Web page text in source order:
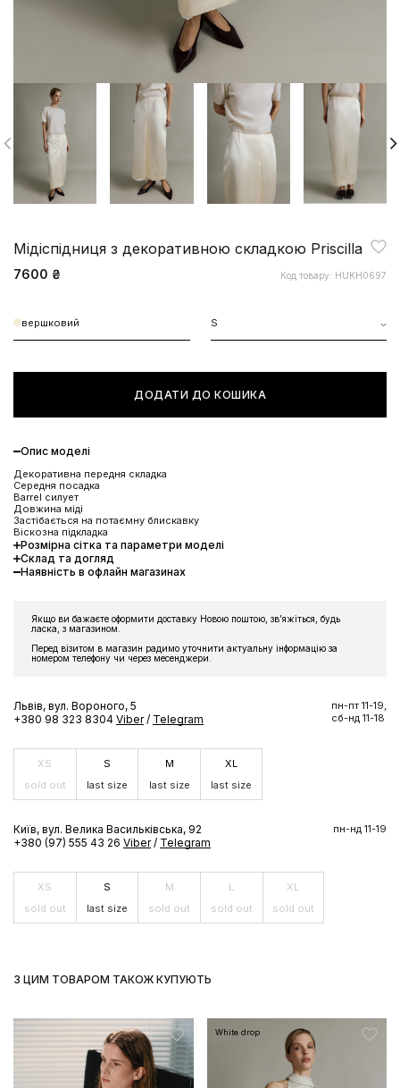
Мідіспідниця з декоративною складкою Priscilla
7600 ₴ Код товару: HUKH0697
вершковий S
ДОДАТИ ДО КОШИКА
Опис моделі
Декоративна передня складка
Середня посадка
Barrel силует
Довжина міді
Застібається на потаємну блискавку
Віскозна підкладка
Розмірна сітка та параметри моделі
Склад та догляд
Наявність в офлайн магазинах
Якщо ви бажаєте оформити доставку Новою поштою, звʼяжіться, будь
ласка, з магазином.
Перед візитом в магазин радимо уточнити актуальну інформацію за
номером телефону чи через месенджери.
Львів, вул. Вороного, 5
+380 98 323 8304 Viber / Telegram
пн-пт 11-19,
сб-нд 11-18
XS
sold out
S
last size
M
last size
XL
last size
Київ, вул. Велика Васильківська, 92
+380 (97) 555 43 26 Viber / Telegram
пн-нд 11-19
XS
sold out
S
last size
M
sold out
L
sold out
XL
sold out
З ЦИМ ТОВАРОМ ТАКОЖ КУПУЮТЬ
White drop
Підпишіться на розсилку та отримайте доступ до знижки та
ексклюзивних пропозицій бренду
ПІДПИСАТИСЬ ЗАРАЗ